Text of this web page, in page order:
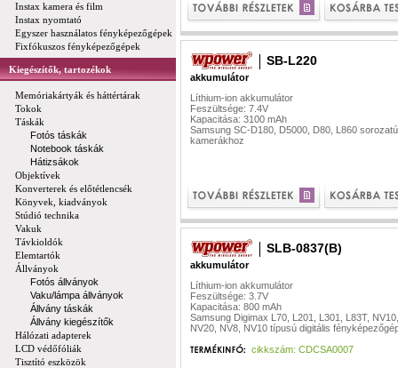
Instax kamera és film
Instax nyomtató
Egyszer használatos fényképezőgépek
Fixfókuszos fényképezőgépek
Kiegészítők, tartozékok
Memóriakártyák és háttértárak
Tokok
Táskák
Fotós táskák
Notebook táskák
Hátizsákok
Objektívek
Konverterek és előtétlencsék
Könyvek, kiadványok
Stúdió technika
Vakuk
Távkioldók
Elemtartók
Állványok
Fotós állványok
Vaku/lámpa állványok
Állvány táskák
Állvány kiegészítők
Hálózati adapterek
LCD védőfóliák
Tisztító eszközök
SB-L220
akkumulátor
Líthium-ion akkumulátor
Feszültsége: 7.4V
Kapacitása: 3100 mAh
Samsung SC-D180, D5000, D80, L860 sorozatú
kamerákhoz
SLB-0837(B)
akkumulátor
Líthium-ion akkumulátor
Feszültsége: 3.7V
Kapacitása: 800 mAh
Samsung Digimax L70, L201, L301, L83T,
NV20, NV8, NV10 típusú digitális
cikkszám: CDCSA0007